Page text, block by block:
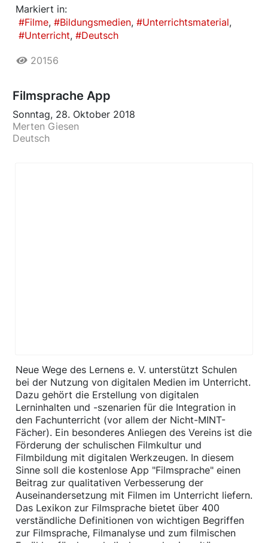
Markiert in:
Filme
Bildungsmedien
Unterrichtsmaterial
Unterricht
Deutsch
20156
Filmsprache App
Sonntag, 28. Oktober 2018
Merten Giesen
Deutsch
Neue Wege des Lernens e. V. unterstützt Schulen
bei der Nutzung von digitalen Medien im Unterricht.
Dazu gehört die Erstellung von digitalen
Lerninhalten und -szenarien für die Integration in
den Fachunterricht (vor allem der Nicht-MINT-
Fächer). Ein besonderes Anliegen des Vereins ist die
Förderung der schulischen Filmkultur und
Filmbildung mit digitalen Werkzeugen. In diesem
Sinne soll die kostenlose App "Filmsprache" einen
Beitrag zur qualitativen Verbesserung der
Auseinandersetzung mit Filmen im Unterricht liefern.
Das Lexikon zur Filmsprache bietet über 400
verständliche Definitionen von wichtigen Begriffen
zur Filmsprache, Filmanalyse und zum filmischen